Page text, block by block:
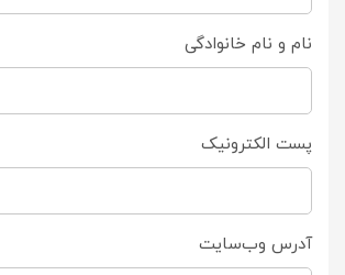
نام و نام خانوادگی
پست الکترونیک
آدرس وب‌سایت